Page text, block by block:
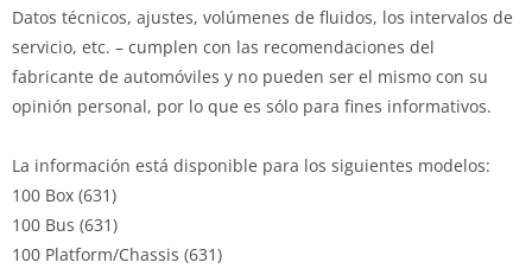
Datos técnicos, ajustes, volúmenes de fluidos, los intervalos de
servicio, etc. – cumplen con las recomendaciones del
fabricante de automóviles y no pueden ser el mismo con su
opinión personal, por lo que es sólo para fines informativos.
La información está disponible para los siguientes modelos:
100 Box (631)
100 Bus (631)
100 Platform/Chassis (631)